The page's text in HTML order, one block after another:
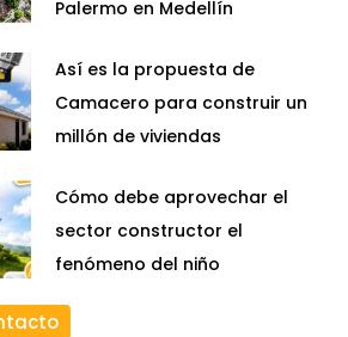
Palermo en Medellín
Así es la propuesta de
Camacero para construir un
millón de viviendas
Cómo debe aprovechar el
sector constructor el
fenómeno del niño